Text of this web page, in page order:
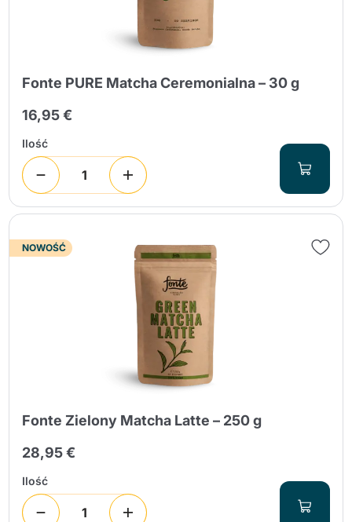
Fonte PURE Matcha Ceremonialna – 30 g
16,95 €
Ilość
NOWOŚĆ
Fonte Zielony Matcha Latte – 250 g
28,95 €
Ilość